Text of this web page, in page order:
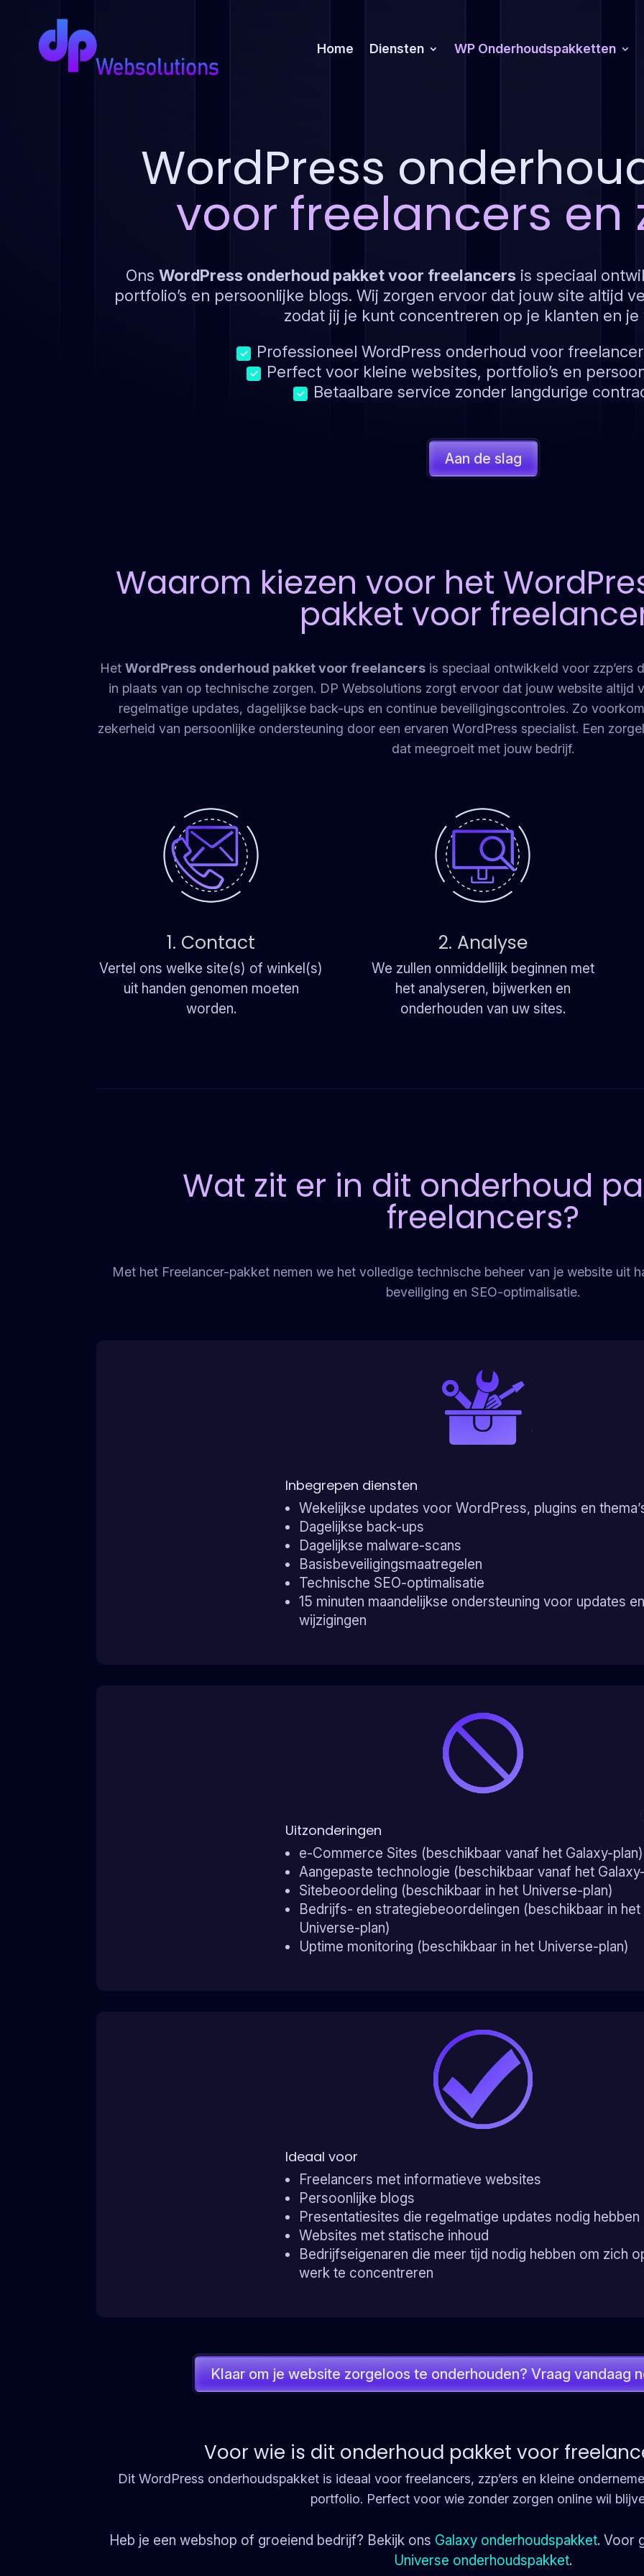
Home Diensten WP Onderhoudspakketten
WordPress
voor freelancers en
Ons WordPress onderhoud pakket voor freelancersis speciaal
portfolio’s en persoonlijke blogs. Wij zorgen ervoor dat jouw site altijd
zodat jij je kunt concentreren op je klanten en je
✓ Professioneel WordPress onderhoud voor
✓ Perfect voor kleine websites, portfolio’s en
✓ Betaalbare service zonder langdurige
Aan de slag
Waarom kiezen voor het
pakket voor
Het WordPress onderhoud pakket voor freelancersis speciaal ontwikkeld voor zzp’ers
in plaats van op technische zorgen. DP Websolutions zorgt ervoor dat jouw website altijd
regelmatige updates, dagelijkse back-ups en continue beveiligingscontroles. Zo
zekerheid van persoonlijke ondersteuning door een ervaren WordPress specialist. Een
dat meegroeit met jouw bedrijf.
1. Contact
Vertel ons welke site(s) of winkel(s)
uit handen genomen moeten
worden.
2. Analyse
We zullen onmiddellijk beginnen met
het analyseren, bijwerken en
onderhouden van uw sites.
Wat zit er in dit onderhoud
freelancers?
Met het Freelancer-pakket nemen we het volledige technische beheer van je website uit
beveiliging en SEO-optimalisatie.
Inbegrepen diensten
Wekelijkse updates voor WordPress, plugins en
Dagelijkse back-ups
Dagelijkse malware-scans
Basisbeveiligingsmaatregelen
Technische SEO-optimalisatie
15 minuten maandelijkse ondersteuning voor updates en
wijzigingen
Uitzonderingen
e-Commerce Sites (beschikbaar vanaf het Galaxy-plan)
Aangepaste technologie (beschikbaar vanaf het
Sitebeoordeling (beschikbaar in het Universe-plan)
Bedrijfs- en strategiebeoordelingen (beschikbaar in het
Universe-plan)
Uptime monitoring (beschikbaar in het Universe-plan)
Ideaal voor
Freelancers met informatieve websites
Persoonlijke blogs
Presentatiesites die regelmatige updates nodig hebben
Websites met statische inhoud
Bedrijfseigenaren die meer tijd nodig hebben om zich
werk te concentreren
Klaar om je website zorgeloos te onderhouden? Vraag vandaag
Voor wie is dit onderhoud pakket voor
Dit WordPress onderhoudspakket is ideaal voor freelancers, zzp’ers en kleine
portfolio. Perfect voor wie zonder zorgen online wil
Heb je een webshop of groeiend bedrijf? Bekijk ons Galaxy onderhoudspakket. Voor
Universe onderhoudspakket.